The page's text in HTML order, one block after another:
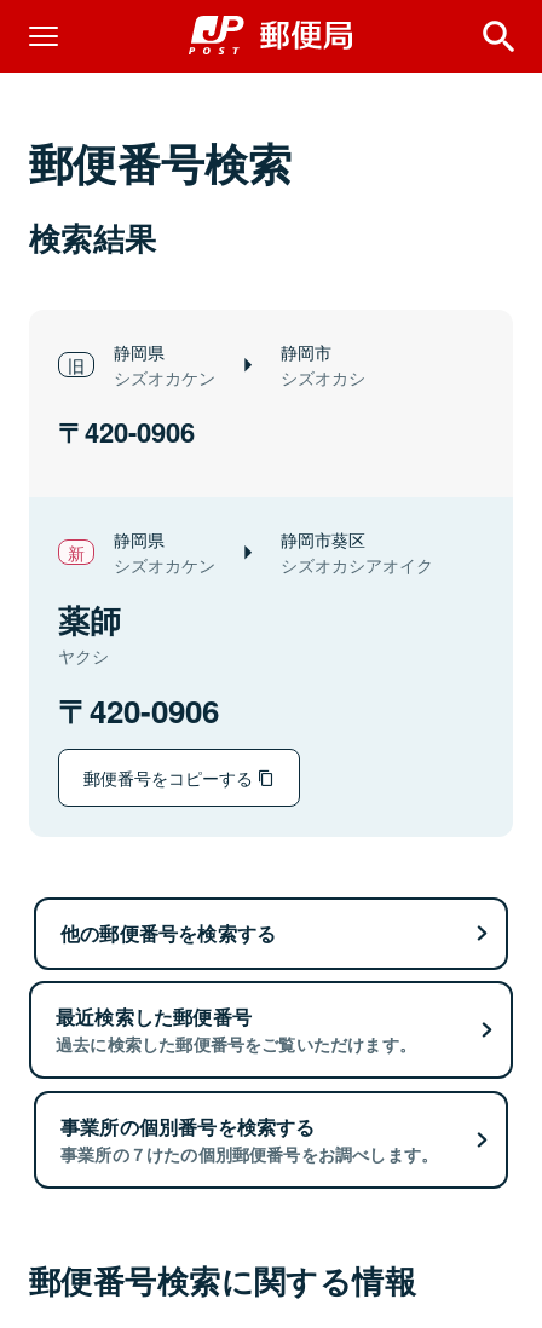
郵便番号検索
検索結果
静岡県
シズオカケン
静岡市
シズオカシ
420-0906
静岡県
シズオカケン
静岡市葵区
シズオカシアオイク
薬師
ヤクシ
420-0906
郵便番号をコピーする
他の郵便番号を検索する
最近検索した郵便番号
過去に検索した郵便番号をご覧いただけます。
事業所の個別番号を検索する
事業所の７けたの個別郵便番号をお調べします。
郵便番号検索に関する情報